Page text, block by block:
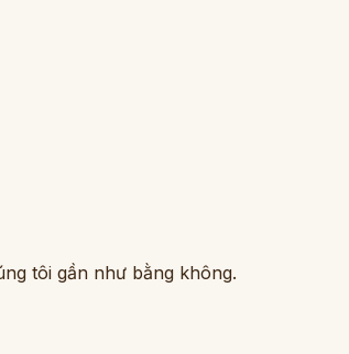
tôi gần như bằng không.